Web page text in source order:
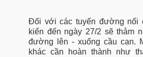
Đối với các tuyến đường nối
kiến đến ngày 27/2 sẽ thảm
đường lên - xuống cầu cạn.
khác cần hoàn thành như